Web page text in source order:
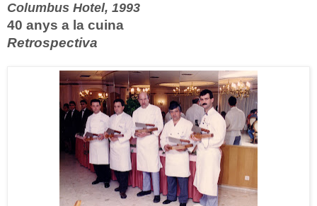
Columbus Hotel, 1993
40 anys a la cuina
Retrospectiva